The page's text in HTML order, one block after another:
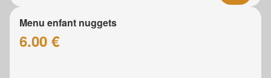
Menu enfant nuggets
6.00 €